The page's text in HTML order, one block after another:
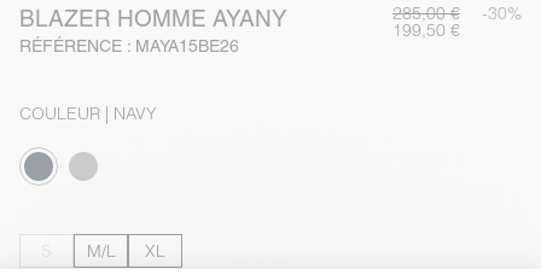
BLAZER HOMME AYANY
RÉFÉRENCE : MAYA15BE26
285,00 € -30%
199,50 €
COULEUR | NAVY
M/L XL